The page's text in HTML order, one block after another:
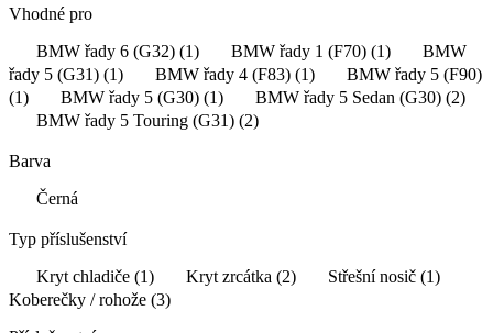
Vhodné pro
BMW řady 6 (G32) (1) BMW řady 1 (F70) (1)
BMW
řady 5 (G31) (1) BMW řady 4 (F83) (1)
BMW řady 5 (F90)
(1)
BMW řady 5 (G30) (1) BMW řady 5 Sedan (G30) (2)
BMW řady 5 Touring (G31) (2)
Barva
Černá
Typ příslušenství
Kryt chladiče (1) Kryt zrcátka (2) Střešní nosič (1)
Koberečky / rohože (3)